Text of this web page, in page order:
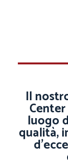
Il
luogo
qualità,